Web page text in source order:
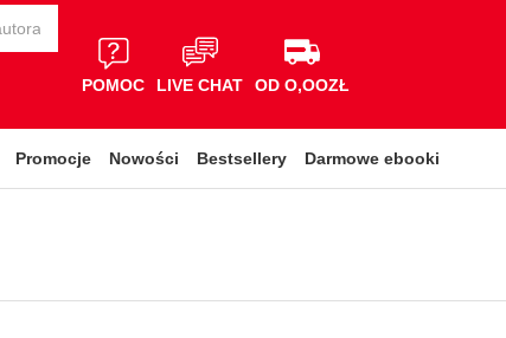
POMOC LIVE CHAT OD O,OOZŁ
Promocje Nowości Bestsellery Darmowe ebooki